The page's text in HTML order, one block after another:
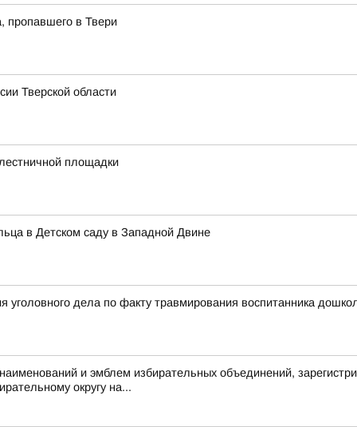
пропавшего в Твери
Тверской области
площадки
в Детском саду в Западной Двине
дела по факту травмирования воспитанника
и эмблем избирательных объединений,
округу на...